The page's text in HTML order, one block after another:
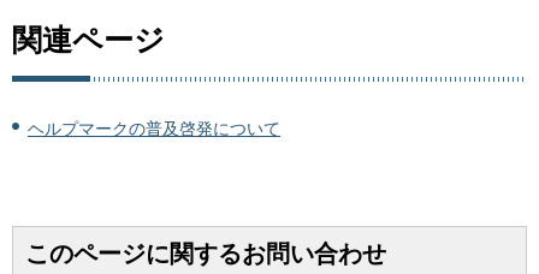
関連ページ
ヘルプマークの普及啓発について
このページに関するお問い合わせ